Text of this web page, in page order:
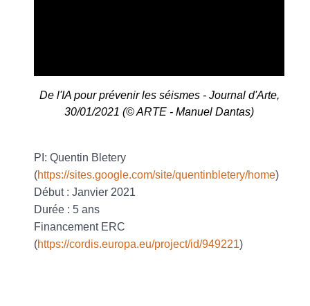
De l'IA pour prévenir les séismes - Journal d'Arte,
30/01/2021 (© ARTE - Manuel Dantas)
PI: Quentin Bletery
(https://sites.google.com/site/quentinbletery/home)
Début : Janvier 2021
Durée : 5 ans
Financement ERC
(https://cordis.europa.eu/project/id/949221)